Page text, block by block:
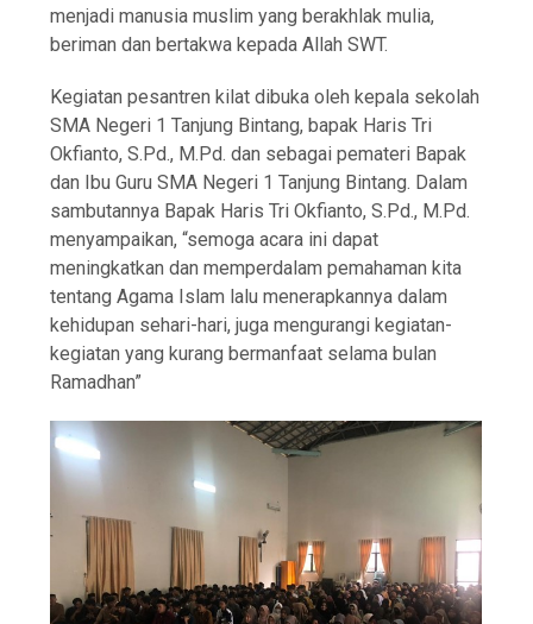
menjadi manusia muslim yang berakhlak mulia,
beriman dan bertakwa kepada Allah SWT.
Kegiatan pesantren kilat dibuka oleh kepala sekolah
SMA Negeri 1 Tanjung Bintang, bapak Haris Tri
Okfianto, S.Pd., M.Pd. dan sebagai pemateri Bapak
dan Ibu Guru SMA Negeri 1 Tanjung Bintang. Dalam
sambutannya Bapak Haris Tri Okfianto, S.Pd., M.Pd.
menyampaikan, “semoga acara ini dapat
meningkatkan dan memperdalam pemahaman kita
tentang Agama Islam lalu menerapkannya dalam
kehidupan sehari-hari, juga mengurangi kegiatan-
kegiatan yang kurang bermanfaat selama bulan
Ramadhan”